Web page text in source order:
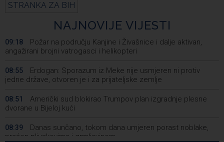
STRANKA ZA BIH
NAJNOVIJE VIJESTI
09:18
Požar na području Kanjine i Živašnice i dalje aktivan,
angažirani brojni vatrogasci i helikopteri
08:55
Erdogan: Sporazum iz Meke nije usmjeren ni protiv
jedne države, otvoren je i za prijateljske zemlje
08:51
Američki sud blokirao Trumpov plan izgradnje plesne
dvorane u Bijeloj kući
08:39
Danas sunčano, tokom dana umjeren porast noblake,
praćen pljuskovima i grmljavinom